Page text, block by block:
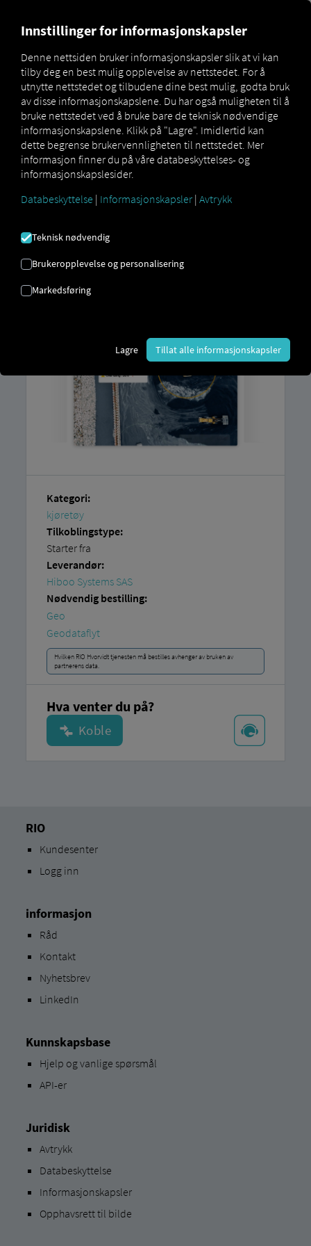
Marketplace Connectors Hiboo Connect
HIBOO CONNECT
Integrering av en ekstern leverandør
Bruker du allerede tjenestene til vår partner
denne tjenesten med data fra våre
plattformen
Kategori:
kjøretøy
Tilkoblingstype:
Starter fra
Leverandør:
Hiboo Systems SAS
Nødvendig bestilling:
Geo
Geodataflyt
Hvilken RIO Hvorvidt tjenesten må bestilles avhenger av bruken av
partnerens data.
Hva venter du på?
RIO
Kundesenter
Logg inn
informasjon
Råd
Kontakt
Nyhetsbrev
LinkedIn
Kunnskapsbase
Hjelp og vanlige spørsmål
API-er
Juridisk
Avtrykk
Databeskyttelse
Informasjonskapsler
Opphavsrett til bilde
Innstillinger for informasjonskapsler
Denne nettsiden bruker informasjonskapsler slik at vi kan
tilby deg en best mulig opplevelse av nettstedet. For å
utnytte nettstedet og tilbudene dine best mulig, godta bruk
av disse informasjonskapslene. Du har også muligheten til å
bruke nettstedet ved å bruke bare de teknisk nødvendige
informasjonskapslene. Klikk på "Lagre". Imidlertid kan
dette begrense brukervennligheten til nettstedet. Mer
informasjon finner du på våre databeskyttelses- og
informasjonskapslesider.
Databeskyttelse | Informasjonskapsler | Avtrykk
Teknisk nødvendig
Brukeropplevelse og personalisering
Markedsføring
Lagre Tillat alle informasjonskapsler